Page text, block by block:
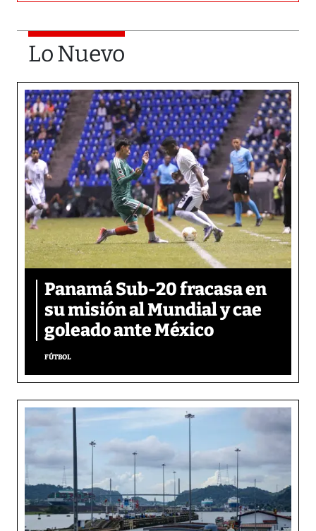
Lo Nuevo
Panamá Sub-20 fracasa en
su misión al Mundial y cae
goleado ante México
FÚTBOL